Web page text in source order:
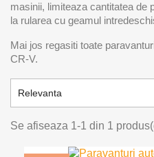
masinii, limiteaza cantitatea de
la rularea cu geamul
Mai jos regasiti toate
CR-V.
Relevanta
Se afiseaza 1-1 din 1